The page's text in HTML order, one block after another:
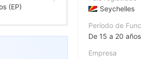
(EP)
Seychelles
Período de
De 15 a 20 años
Empresa